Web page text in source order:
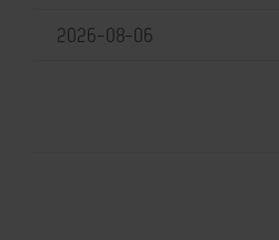
2026-08-06